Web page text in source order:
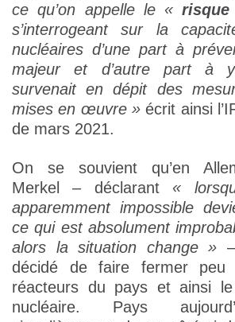
ce qu’on appelle le «
s’interrogeant sur la
nucléaires d’une part à
majeur et d’autre part à y
survenait en dépit des
mises en œuvre » écrit ainsi
de mars 2021.
On se souvient qu’en
Merkel – déclarant «
apparemment impossible
ce qui est absolument
alors la situation change »
décidé de faire fermer
réacteurs du pays et ainsi
nucléaire. Pays